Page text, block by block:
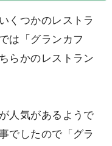
くつかのレストラ
は「グランカフ
らかのレストラン
人気があるようで
でしたので「グラ